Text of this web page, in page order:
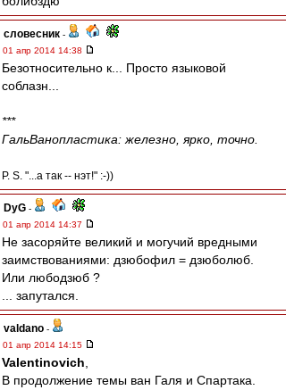
словесник -
01 апр 2014 14:38
Безотносительно к... Просто языковой
соблазн...
***
ГальВанопластика: железно, ярко, точно.
P. S. "...а так -- нэт!" :-))
DyG -
01 апр 2014 14:37
Не засоряйте великий и могучий вредными
заимствованиями: дзюбофил = дзюболюб.
Или любодзюб ?
... запутался.
valdano -
01 апр 2014 14:15
Valentinovich
В продолжение темы ван Галя и Спартака.